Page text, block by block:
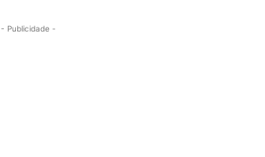
- Publicidade -